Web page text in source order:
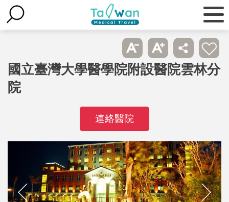
國立臺灣大學醫學院附設醫院雲林分
院
連絡醫院